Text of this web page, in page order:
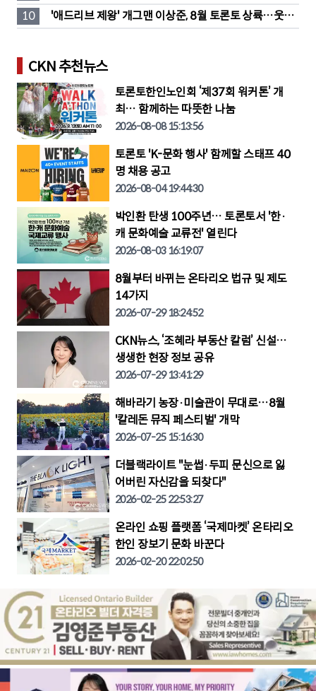
생
10
'애드리브 제왕' 개그맨 이상준, 8월 토론토 상륙…웃음
폭탄 예고
CKN 추천뉴스
토론토한인노인회 ‘제37회 워커톤’ 개
최… 함께하는 따뜻한 나눔
2026-08-08 15:13:56
토론토 'K-문화 행사' 함께할 스태프 40
명 채용 공고
2026-08-04 19:44:30
박인환 탄생 100주년… 토론토서 '한·
캐 문화예술 교류전' 열린다
2026-08-03 16:19:07
8월부터 바뀌는 온타리오 법규 및 제도
14가지
2026-07-29 18:24:52
CKN뉴스, ‘조혜라 부동산 칼럼’ 신설…
생생한 현장 정보 공유
2026-07-29 13:41:29
해바라기 농장·미술관이 무대로…8월
'칼레돈 뮤직 페스티벌' 개막
2026-07-25 15:16:30
더블랙라이트 "눈썹·두피 문신으로 잃
어버린 자신감을 되찾다"
2026-02-25 22:53:27
온라인 쇼핑 플랫폼 ‘국제마켓’ 온타리오
한인 장보기 문화 바꾼다
2026-02-20 22:02:50